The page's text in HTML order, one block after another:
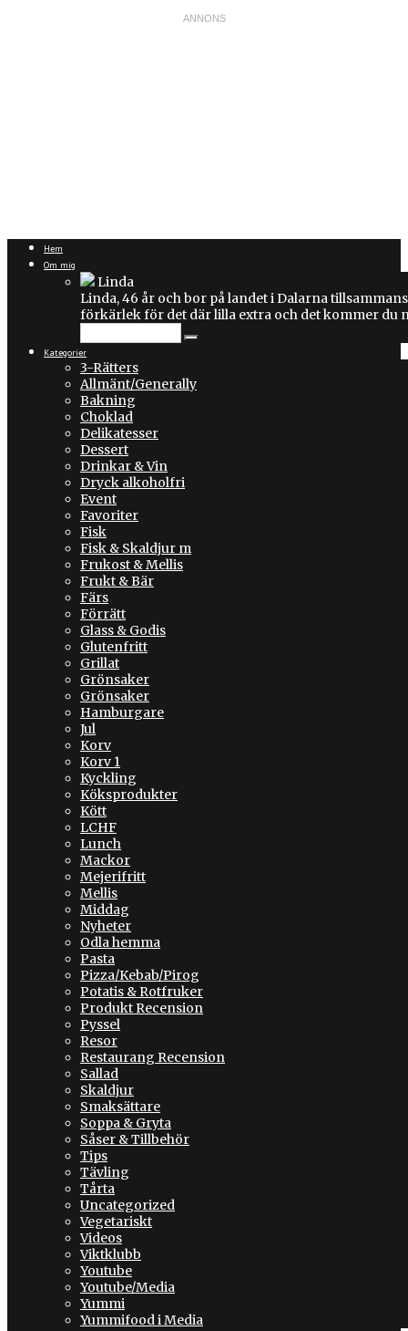
Hem
Om mig
Linda
Linda, 46 år och bor på landet i Dalarna
förkärlek för det där lilla extra och det kommer du
Kategorier
3-Rätters
Allmänt/Generally
Bakning
Choklad
Delikatesser
Dessert
Drinkar & Vin
Dryck alkoholfri
Event
Favoriter
Fisk
Fisk & Skaldjur m
Frukost & Mellis
Frukt & Bär
Färs
Förrätt
Glass & Godis
Glutenfritt
Grillat
Grönsaker
Grönsaker
Hamburgare
Jul
Korv
Korv 1
Kyckling
Köksprodukter
Kött
LCHF
Lunch
Mackor
Mejerifritt
Mellis
Middag
Nyheter
Odla hemma
Pasta
Pizza/Kebab/Pirog
Potatis & Rotfruker
Produkt Recension
Pyssel
Resor
Restaurang Recension
Sallad
Skaldjur
Smaksättare
Soppa & Gryta
Såser & Tillbehör
Tips
Tävling
Tårta
Uncategorized
Vegetariskt
Videos
Viktklubb
Youtube
Youtube/Media
Yummi
Yummifood i Media